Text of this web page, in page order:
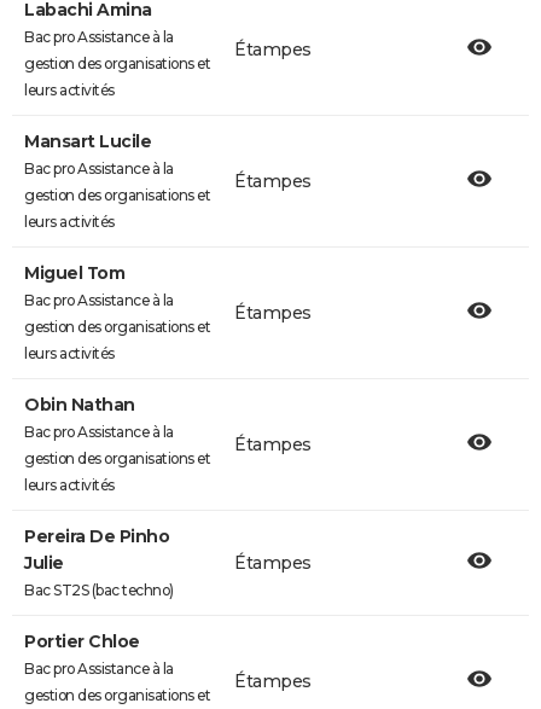
Labachi Amina
Bac pro Assistance à la
gestion des organisations et
leurs activités
Étampes
Mansart Lucile
Bac pro Assistance à la
gestion des organisations et
leurs activités
Étampes
Miguel Tom
Bac pro Assistance à la
gestion des organisations et
leurs activités
Étampes
Obin Nathan
Bac pro Assistance à la
gestion des organisations et
leurs activités
Étampes
Pereira De Pinho
Julie
Bac ST2S (bac techno)
Étampes
Portier Chloe
Bac pro Assistance à la
gestion des organisations et
Étampes